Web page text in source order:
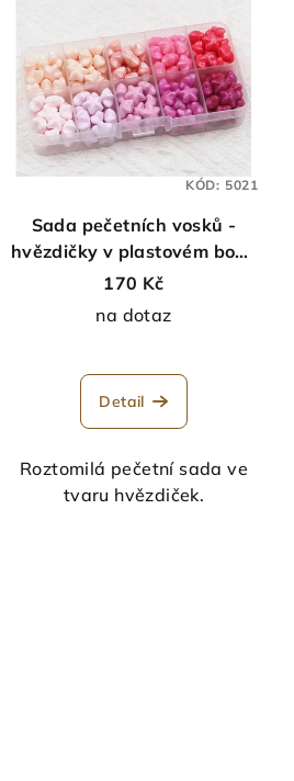
Sada pečetních vosků -
hvězdičky v plastovém boxu
- cca 150 ks
170 Kč
na dotaz
Detail
Roztomilá pečetní sada ve
tvaru hvězdiček.
KÓD: 5021